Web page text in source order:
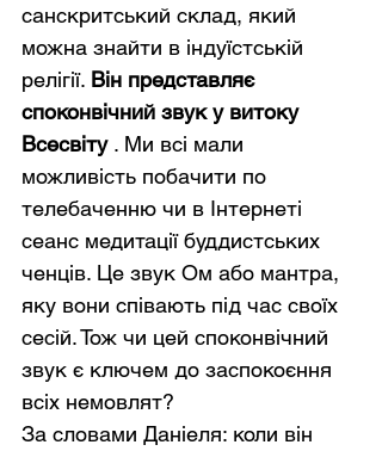
санскритський склад, який
можна знайти в індуїстській
релігії. Він представляє
споконвічний звук у витоку
Всесвіту . Ми всі мали
можливість побачити по
телебаченню чи в Інтернеті
сеанс медитації буддистських
ченців. Це звук Ом або мантра,
яку вони співають під час своїх
сесій. Тож чи цей споконвічний
звук є ключем до заспокоєння
всіх немовлят?
За словами Даніеля: коли він